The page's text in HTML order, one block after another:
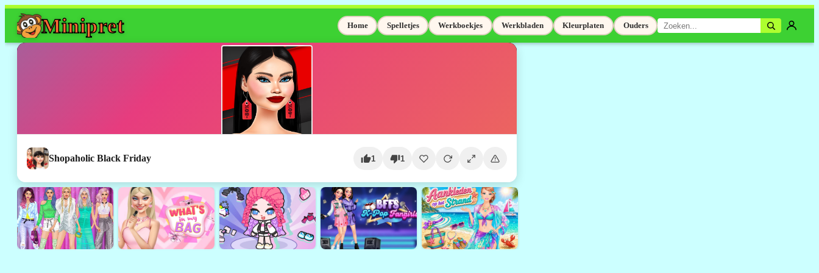
Minipret Home Spelletjes Werkboekjes Werkbladen Kleurplaten Ouders
Shopaholic Black Friday 1 1